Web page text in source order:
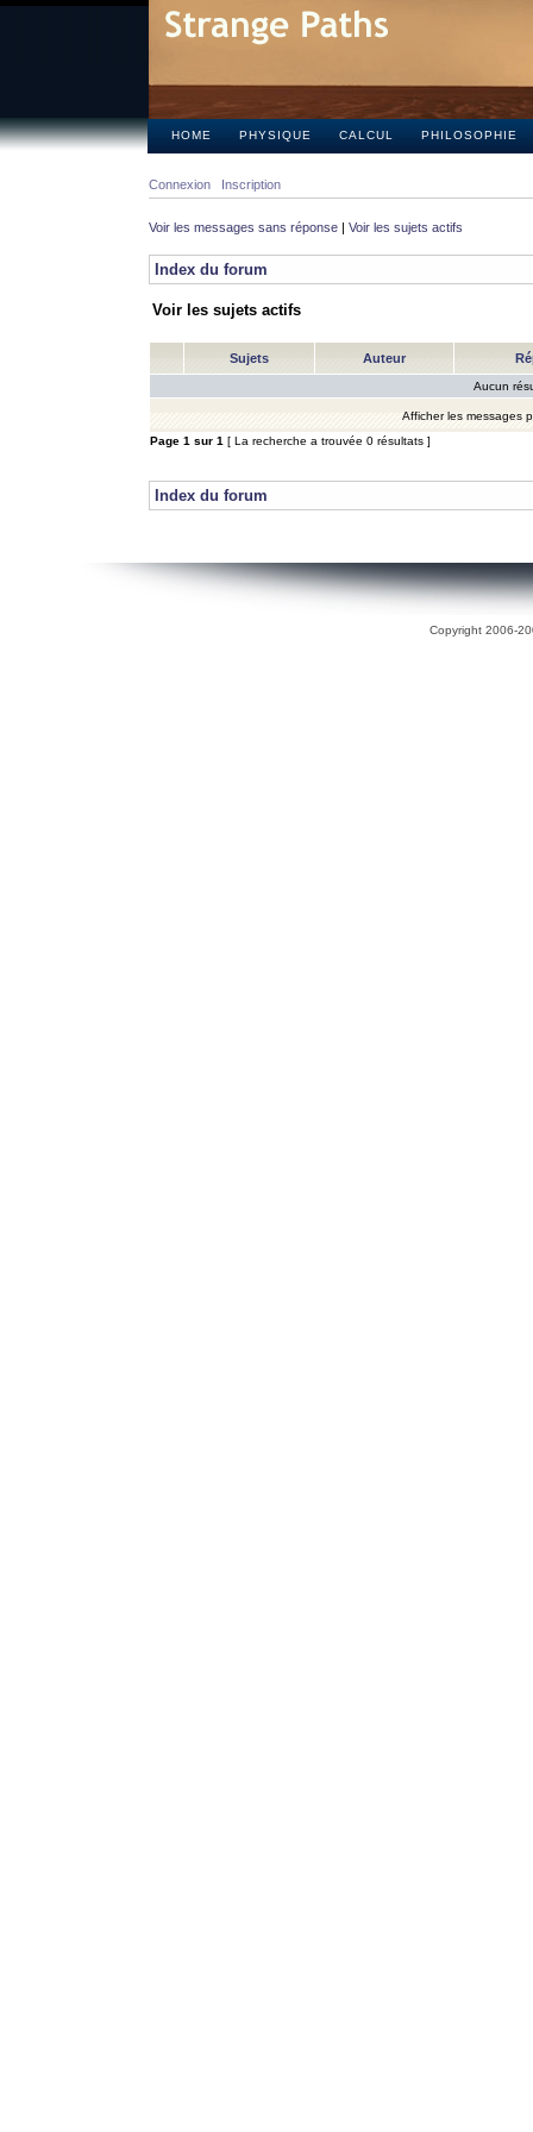
HOME PHYSIQUE CALCUL PHILOSOPHIE
Connexion Inscription
Voir les messages sans réponse | Voir les sujets actifs
Index du forum
Voir les sujets actifs
Sujets Auteur
Aucun
Afficher les messages
Page 1 sur 1 [ La recherche a trouvée 0 résultats ]
Index du forum
Copyright 2006-